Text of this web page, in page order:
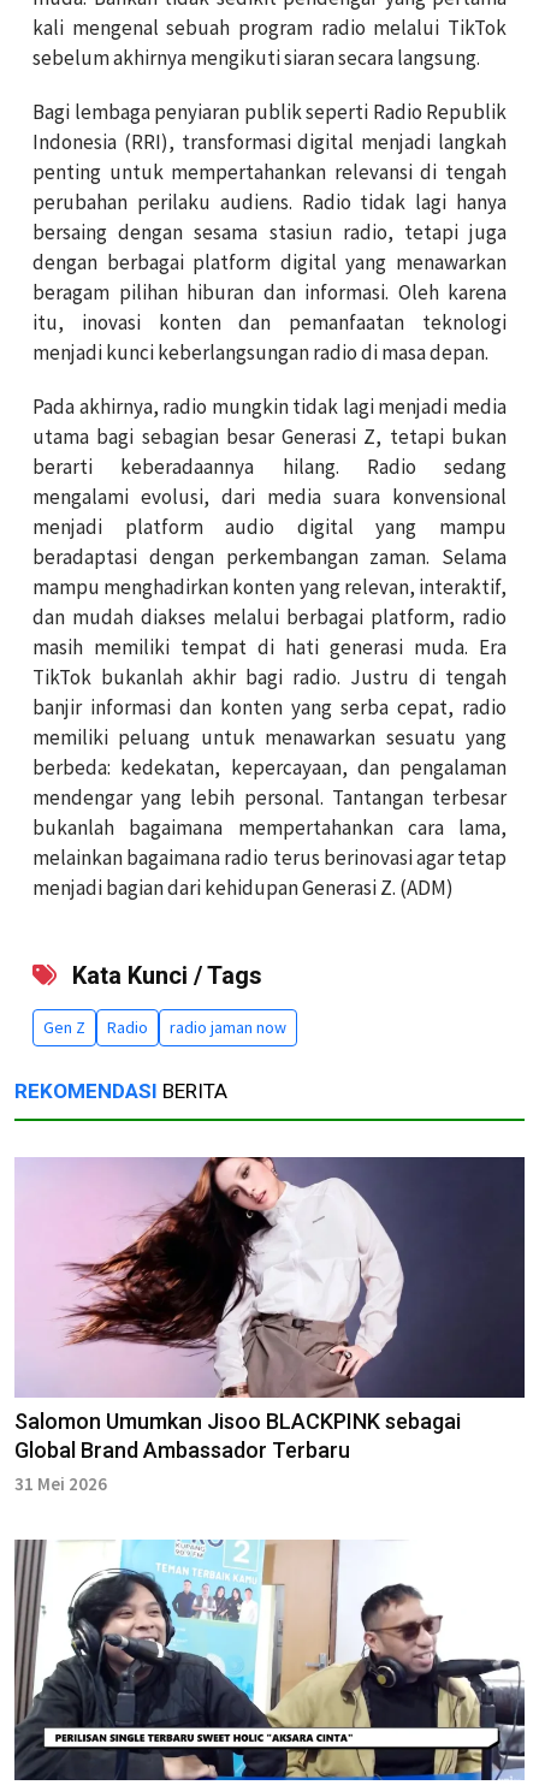
kali mengenal sebuah program radio melalui TikTok
sebelum akhirnya mengikuti siaran secara langsung.
Bagi lembaga penyiaran publik seperti Radio Republik
Indonesia (RRI), transformasi digital menjadi langkah
penting untuk mempertahankan relevansi di tengah
perubahan perilaku audiens. Radio tidak lagi hanya
bersaing dengan sesama stasiun radio, tetapi juga
dengan berbagai platform digital yang menawarkan
beragam pilihan hiburan dan informasi. Oleh karena
itu, inovasi konten dan pemanfaatan teknologi
menjadi kunci keberlangsungan radio di masa depan.
Pada akhirnya, radio mungkin tidak lagi menjadi media
utama bagi sebagian besar Generasi Z, tetapi bukan
berarti keberadaannya hilang. Radio sedang
mengalami evolusi, dari media suara konvensional
menjadi platform audio digital yang mampu
beradaptasi dengan perkembangan zaman. Selama
mampu menghadirkan konten yang relevan, interaktif,
dan mudah diakses melalui berbagai platform, radio
masih memiliki tempat di hati generasi muda. Era
TikTok bukanlah akhir bagi radio. Justru di tengah
banjir informasi dan konten yang serba cepat, radio
memiliki peluang untuk menawarkan sesuatu yang
berbeda: kedekatan, kepercayaan, dan pengalaman
mendengar yang lebih personal. Tantangan terbesar
bukanlah bagaimana mempertahankan cara lama,
melainkan bagaimana radio terus berinovasi agar tetap
menjadi bagian dari kehidupan Generasi Z. (ADM)
Kata Kunci / Tags
Gen Z Radio radio jaman now
REKOMENDASI BERITA
Salomon Umumkan Jisoo BLACKPINK sebagai
Global Brand Ambassador Terbaru
31 Mei 2026